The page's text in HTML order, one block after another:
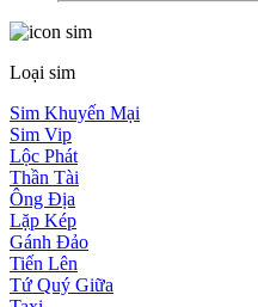
Loại sim
Sim Khuyến Mại
Sim Vip
Lộc Phát
Thần Tài
Ông Địa
Lặp Kép
Gánh Đảo
Tiến Lên
Tứ Quý Giữa